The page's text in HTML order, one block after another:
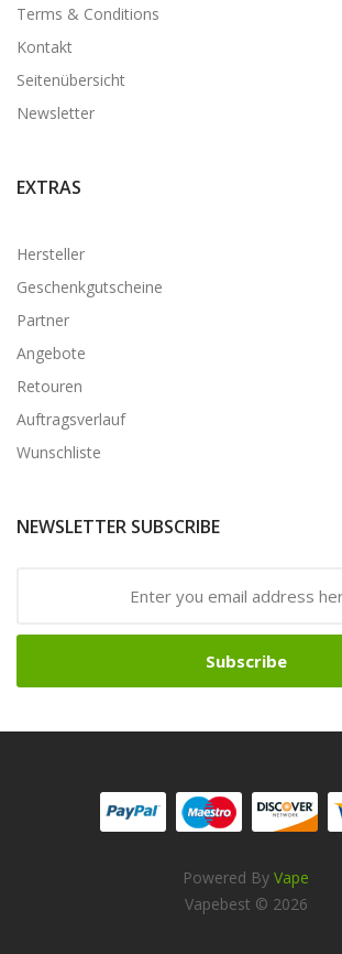
Terms & Conditions
Kontakt
Seitenübersicht
Newsletter
EXTRAS
Hersteller
Geschenkgutscheine
Partner
Angebote
Retouren
Auftragsverlauf
Wunschliste
NEWSLETTER SUBSCRIBE
Subscribe
Powered By Vape
Casino Sites Casino Uk
Vapebest © 2026